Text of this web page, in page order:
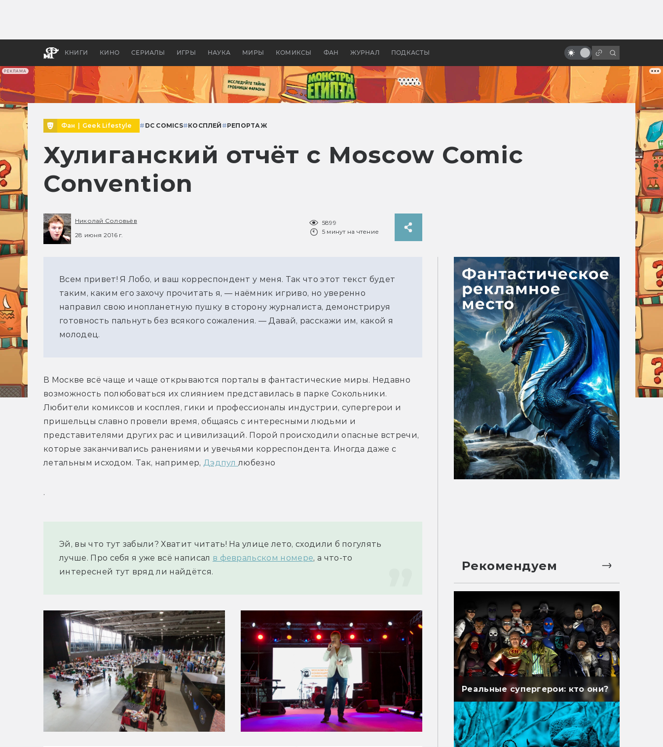
РЕКЛАМА
КНИГИ КИНО СЕРИАЛЫ ИГРЫ НАУКА МИРЫ КОМИКСЫ ФАН ЖУРНАЛ ПОДКАСТЫ
бы «Властелина колец»
Древней Грецией
из Европы, которых вы,
возможно, не видели
Фан Geek Lifestyle # DC COMICS#КОСПЛЕЙ #РЕПОРТАЖ
Хулиганский отчёт с Moscow Comic
Convention
Николай Соловьёв
28 июня 2016 г.
5899
5 минут на чтение
Всем привет! Я Лобо, и ваш корреспондент у меня. Так что этот текст будет
таким, каким его захочу прочитать я, — наёмник игриво, но уверенно
направил свою инопланетную пушку в сторону журналиста, демонстрируя
готовность пальнуть без всякого сожаления. — Давай, расскажи им, какой я
молодец.
В Москве всё чаще и чаще открываются порталы в фантастические миры. Недавно
возможность полюбоваться их слиянием представилась в парке Сокольники.
Любители комиксов и косплея, гики и профессионалы индустрии, супергерои и
пришельцы славно провели время, общаясь с интересными людьми и
представителями других рас и цивилизаций. Порой происходили опасные встречи,
которые заканчивались ранениями и увечьями корреспондента. Иногда даже с
летальным исходом. Так, например, Дэдпул любезно
.
Эй, вы что тут забыли? Хватит читать! На улице лето, сходили б погулять
лучше. Про себя я уже всё написал в февральском номере, а что-то
интересней тут вряд ли найдётся.
Рекомендуем
Реальные супергерои: кто они?